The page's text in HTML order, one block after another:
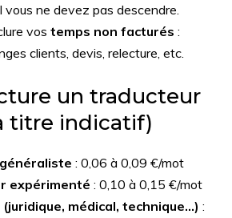
vous ne devez pas descendre.
vos temps non facturés :
clients, devis, relecture, etc.
un traducteur
titre indicatif)
: 0,06 à 0,09 €/mot
expérimenté : 0,10 à 0,15 €/mot
(juridique, médical, technique…) :